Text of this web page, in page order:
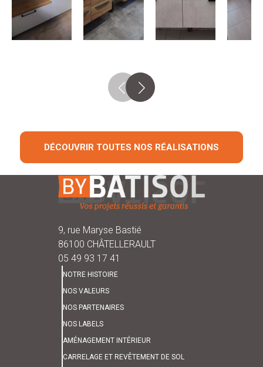
DÉCOUVRIR TOUTES NOS RÉALISATIONS
9, rue Maryse Bastié
86100 CHÂTELLERAULT
05 49 93 17 41
NOTRE HISTOIRE
NOS VALEURS
NOS PARTENAIRES
NOS LABELS
AMÉNAGEMENT INTÉRIEUR
CARRELAGE ET REVÊTEMENT DE SOL